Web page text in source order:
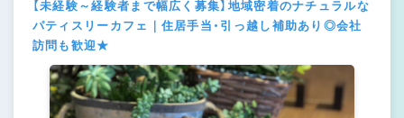
【未経験～経験者まで幅広く募集】地域密着のナチュラルな
パティスリーカフェ｜住居手当・引っ越し補助あり◎会社
訪問も歓迎★